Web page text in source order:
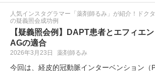
人気インスタグラマー「薬剤師るみ」が紹介！ドク
の疑義照会成功例
【疑義照会例】DAPT患者とエフィエン
AGの適合
2026年3月23日 薬剤師るみ
今回は、経皮的冠動脈インターベンション（